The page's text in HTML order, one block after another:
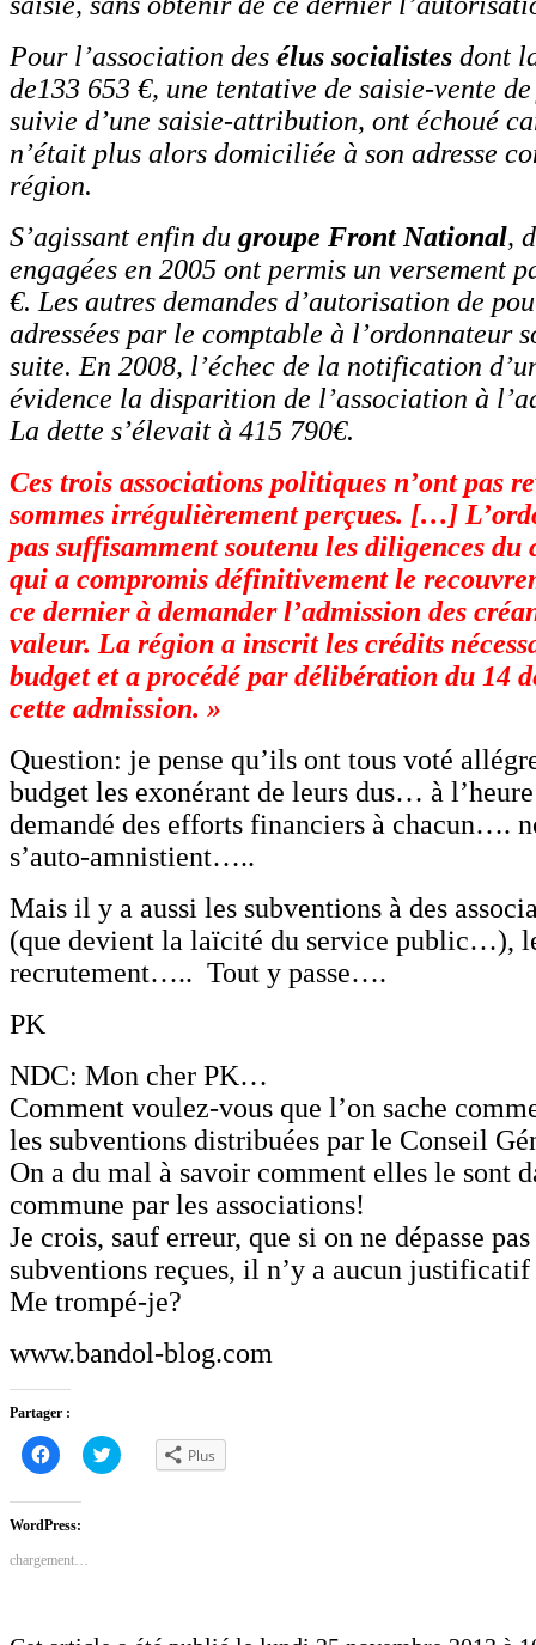
Pour l’association des élus socialistes dont
de133 653 €, une tentative de saisie-vente
suivie d’une saisie-attribution, ont échoué
n’était plus alors domiciliée à son adresse
région.
S’agissant enfin du groupe Front National,
engagées en 2005 ont permis un versement
€. Les autres demandes d’autorisation de
adressées par le comptable à l’ordonnateur
suite. En 2008, l’échec de la notification
évidence la disparition de l’association à
La dette s’élevait à 415 790€.
Ces trois associations politiques n’ont pas
sommes irrégulièrement perçues. […]
pas suffisamment soutenu les diligences du
qui a compromis définitivement le
ce dernier à demander l’admission des
valeur. La région a inscrit les crédits
budget et a procédé par délibération du 14
cette admission. »
Question: je pense qu’ils ont tous voté
budget les exonérant de leurs dus… à
demandé des efforts financiers à chacun….
s’auto-amnistient…..
Mais il y a aussi les subventions à des
(que devient la laïcité du service public…),
recrutement….. Tout y passe….
PK
NDC: Mon cher PK…
Comment voulez-vous que l’on sache
les subventions distribuées par le Conseil
On a du mal à savoir comment elles le sont
commune par les associations!
Je crois, sauf erreur, que si on ne dépasse
subventions reçues, il n’y a aucun justificatif
Me trompé-je?
www.bandol-blog.com
Partager :
Cliquez
pour
partager
Facebook(ouvre
dans
une
fenêtre)
Cliquez
pour Plus
WordPress:
chargement…